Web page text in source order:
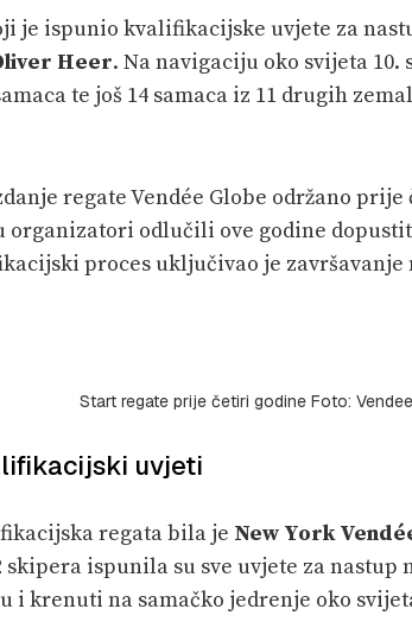
je ispunio kvalifikacijske uvjete za
Heer. Na navigaciju oko svijeta 10.
te još 14 samaca iz 11 drugih
regate Vendée Globe održano
organizatori odlučili ove godine
proces uključivao je završavanje
Start regate prije četiri godine Foto:
uvjeti
regata bila je New York
skipera ispunila su sve uvjete za nastup
i krenuti na samačko jedrenje oko